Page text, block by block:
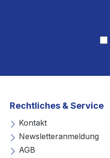
Rechtliches & Service
Kontakt
Newsletteranmeldung
AGB